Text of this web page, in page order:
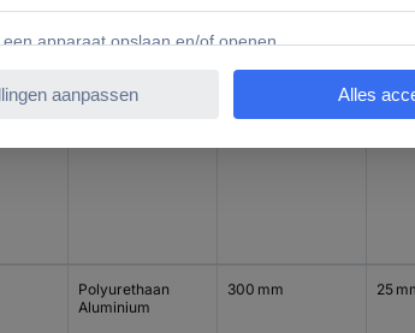
Polyurethaan
20
Polyurethaan
Aluminium
300 mm 25